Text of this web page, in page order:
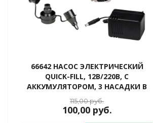
66642 НАСОС ЭЛЕКТРИЧЕСКИЙ
QUICK-FILL, 12В/220В, С
АККУМУЛЯТОРОМ, 3 НАСАДКИ В
КОМПЛЕКТЕ
115,00руб.
100,00 руб.